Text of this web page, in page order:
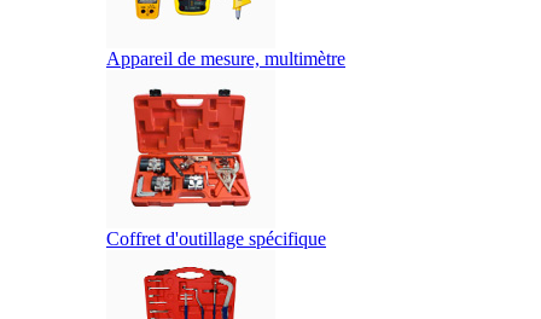
Appareil de mesure, multimètre
Coffret d'outillage spécifique